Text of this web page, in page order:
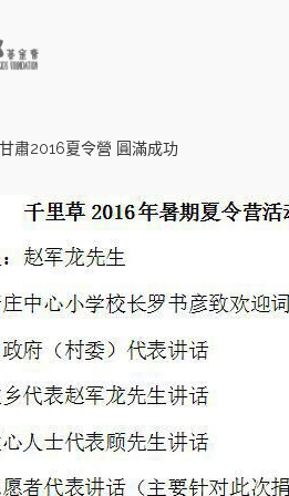
甘肅2016夏令營 圓滿成功